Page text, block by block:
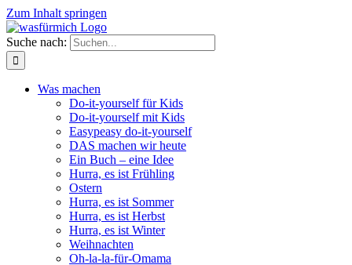
Zum Inhalt springen
Suche nach:
Was machen
Do-it-yourself für Kids
Do-it-yourself mit Kids
Easypeasy do-it-yourself
DAS machen wir heute
Ein Buch – eine Idee
Hurra, es ist Frühling
Ostern
Hurra, es ist Sommer
Hurra, es ist Herbst
Hurra, es ist Winter
Weihnachten
Oh-la-la-für-Omama